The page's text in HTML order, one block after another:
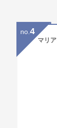
no. 4